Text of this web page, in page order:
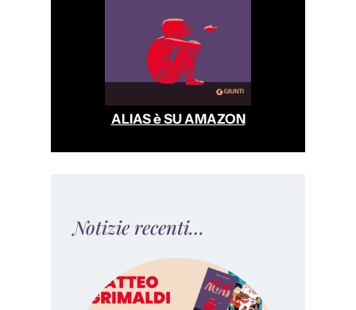
ALIAS è SU AMAZON
Notizie recenti…